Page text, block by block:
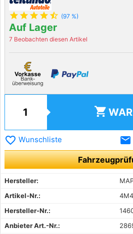
star star star star star_half (97 %)
Auf Lager
7 Beobachten diesen Artikel
shopping_cart
favorite_border Wunschliste email
Hersteller:
Artikel-Nr.:
Hersteller-Nr.:
Anbieter Art.-Nr.: